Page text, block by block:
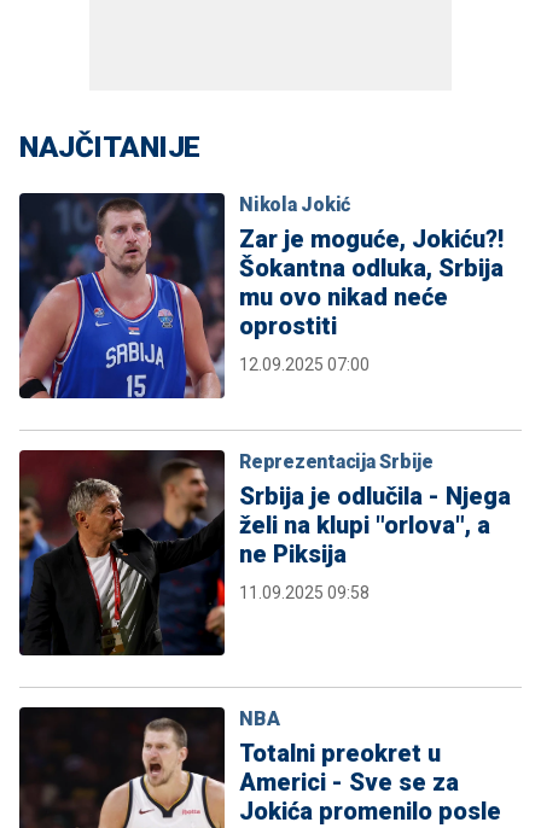
NAJČITANIJE
Nikola Jokić
Zar je moguće, Jokiću?!
Šokantna odluka, Srbija
mu ovo nikad neće
oprostiti
12.09.2025 07:00
Reprezentacija Srbije
Srbija je odlučila - Njega
želi na klupi "orlova", a
ne Piksija
11.09.2025 09:58
NBA
Totalni preokret u
Americi - Sve se za
Jokića promenilo posle